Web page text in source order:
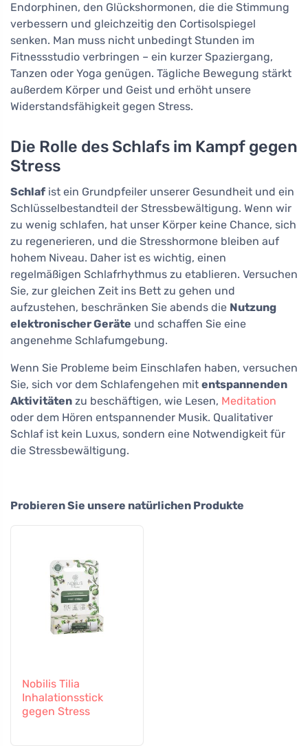
Endorphinen, den Glückshormonen, die die Stimmung
verbessern und gleichzeitig den Cortisolspiegel
senken. Man muss nicht unbedingt Stunden im
Fitnessstudio verbringen – ein kurzer Spaziergang,
Tanzen oder Yoga genügen. Tägliche Bewegung stärkt
außerdem Körper und Geist und erhöht unsere
Widerstandsfähigkeit gegen Stress.
Die Rolle des Schlafs im Kampf gegen
Stress
Schlaf ist ein Grundpfeiler unserer Gesundheit und ein
Schlüsselbestandteil der Stressbewältigung. Wenn wir
zu wenig schlafen, hat unser Körper keine Chance, sich
zu regenerieren, und die Stresshormone bleiben auf
hohem Niveau. Daher ist es wichtig, einen
regelmäßigen Schlafrhythmus zu etablieren. Versuchen
Sie, zur gleichen Zeit ins Bett zu gehen und
aufzustehen, beschränken Sie abends die Nutzung
elektronischer Geräte und schaffen Sie eine
angenehme Schlafumgebung.
Wenn Sie Probleme beim Einschlafen haben, versuchen
Sie, sich vor dem Schlafengehen mit entspannenden
Aktivitäten zu beschäftigen, wie Lesen, Meditation
oder dem Hören entspannender Musik. Qualitativer
Schlaf ist kein Luxus, sondern eine Notwendigkeit für
die Stressbewältigung.
Probieren Sie unsere natürlichen Produkte
Nobilis Tilia
Inhalationsstick
gegen Stress